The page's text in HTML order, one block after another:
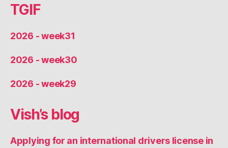
TGIF
2026 - week31
2026 - week30
2026 - week29
Vish’s blog
Applying for an international drivers license in